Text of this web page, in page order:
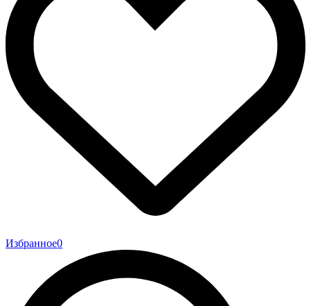
Избранное0